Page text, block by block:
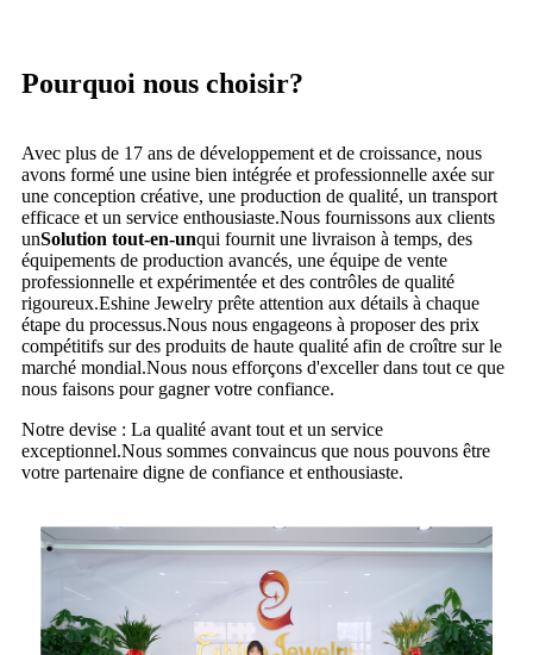
Pourquoi nous choisir?
Avec plus de 17 ans de développement et de croissance, nous
avons formé une usine bien intégrée et professionnelle axée sur
une conception créative, une production de qualité, un transport
efficace et un service enthousiaste.Nous fournissons aux clients
unSolution tout-en-unqui fournit une livraison à temps, des
équipements de production avancés, une équipe de vente
professionnelle et expérimentée et des contrôles de qualité
rigoureux.Eshine Jewelry prête attention aux détails à chaque
étape du processus.Nous nous engageons à proposer des prix
compétitifs sur des produits de haute qualité afin de croître sur le
marché mondial.Nous nous efforçons d'exceller dans tout ce que
nous faisons pour gagner votre confiance.
Notre devise : La qualité avant tout et un service
exceptionnel.Nous sommes convaincus que nous pouvons être
votre partenaire digne de confiance et enthousiaste.